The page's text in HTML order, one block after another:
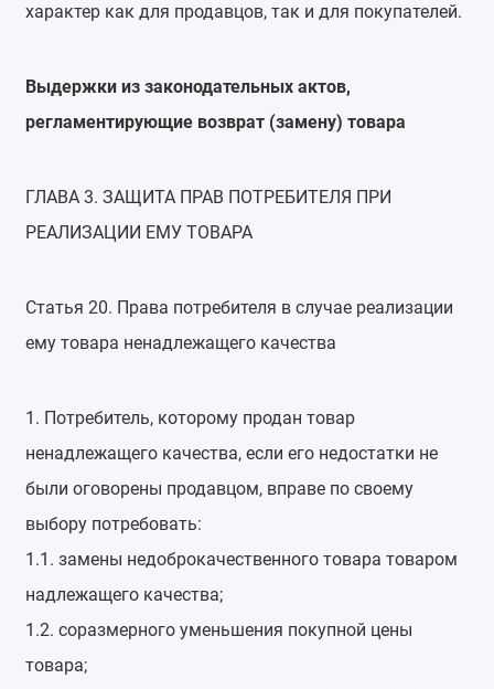
характер как для продавцов, так и для покупателей.
Выдержки из законодательных актов,
регламентирующие возврат (замену) товара
ГЛАВА 3. ЗАЩИТА ПРАВ ПОТРЕБИТЕЛЯ ПРИ
РЕАЛИЗАЦИИ ЕМУ ТОВАРА
Статья 20. Права потребителя в случае реализации
ему товара ненадлежащего качества
1. Потребитель, которому продан товар
ненадлежащего качества, если его недостатки не
были оговорены продавцом, вправе по своему
выбору потребовать:
1.1. замены недоброкачественного товара товаром
надлежащего качества;
1.2. соразмерного уменьшения покупной цены
товара;